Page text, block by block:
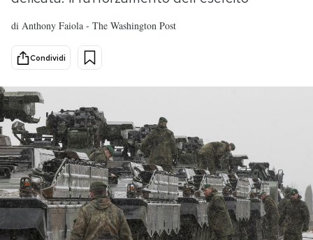
Cultura
Economia
Sport
Europa
PODCAST
NEWSLETTER
I MIEI PREFERITI
di Anthony Faiola - The Washington Post
Condividi